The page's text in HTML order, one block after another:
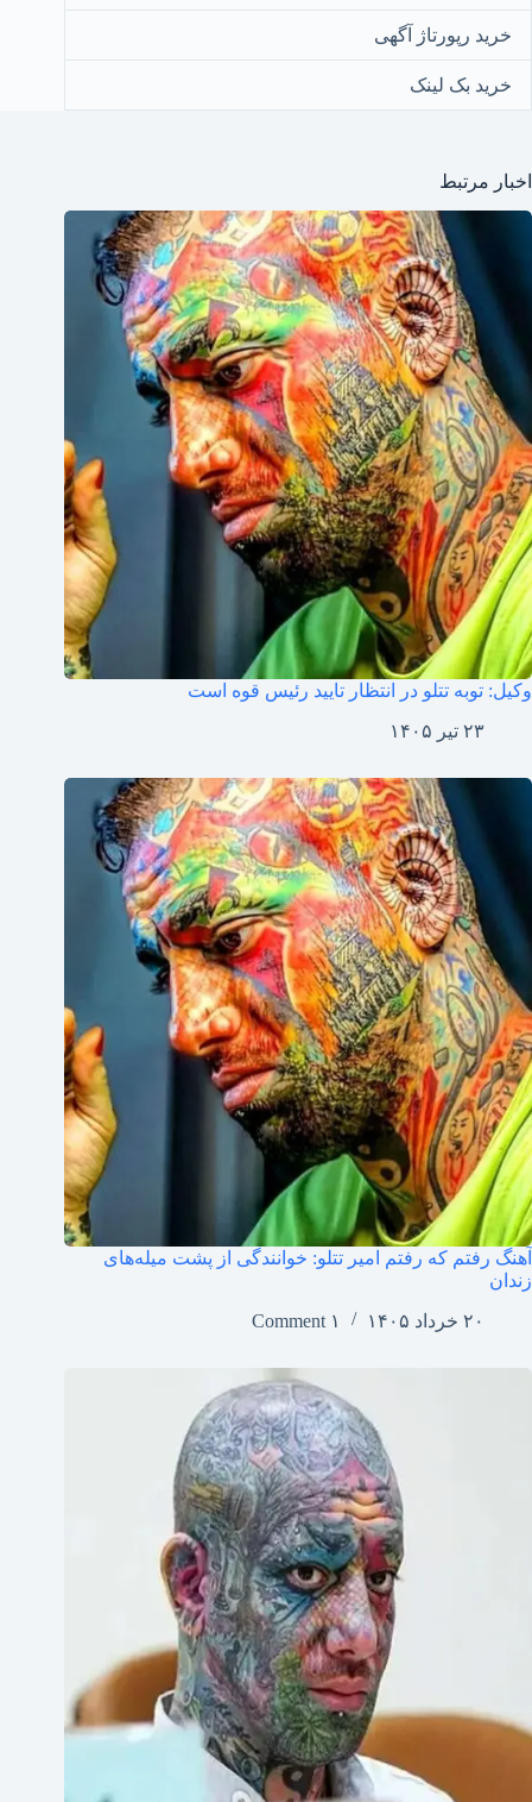
خرید رپورتاژ آگهی
خرید بک لینک
اخبار مرتبط
وکیل: توبه تتلو در انتظار تایید رئیس قوه است
۲۳ تیر ۱۴۰۵
آهنگ رفتم که رفتم امیر تتلو: خوانندگی از پشت میله‌های
زندان
۲۰ خرداد ۱۴۰۵
۱ Comment